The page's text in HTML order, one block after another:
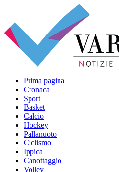
Prima pagina
Cronaca
Sport
Basket
Calcio
Hockey
Pallanuoto
Ciclismo
Ippica
Canottaggio
Volley